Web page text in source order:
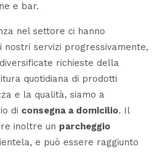
e bar.
nel settore ci hanno
nostri servizi progressivamente,
richieste della
quotidiana di prodotti
e la qualità, siamo a
di consegna a domicilio. Il
inoltre un parcheggio
e può essere raggiunto